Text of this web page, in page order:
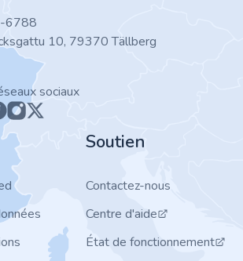
6788
10, 79370 Tällberg
sociaux
Soutien
Contactez-nous
Centre d'aide
État de fonctionnement